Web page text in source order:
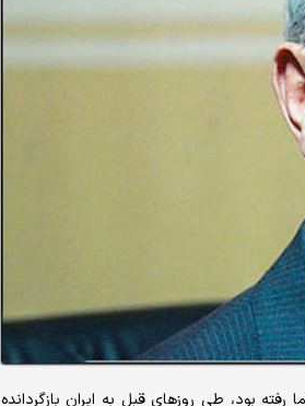
بود، طی روزهای قبل به ایران بازگردانده